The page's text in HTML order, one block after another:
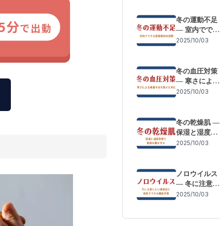
分で出動
前準備」
冬の運動不足
― 室内ででき
る健康維持の
2025/10/03
冬の血圧対策
― 寒さによる
体調変化を防
2025/10/03
冬の乾燥肌 ―
保湿と湿度管
理で健康な肌
2025/10/03
ノロウイルス
― 冬に注意し
たい感染症と
2025/10/03